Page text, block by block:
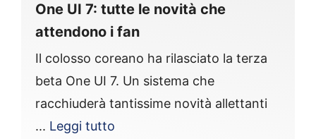
One UI 7: tutte le novità che
attendono i fan
Il colosso coreano ha rilasciato la terza
beta One UI 7. Un sistema che
racchiuderà tantissime novità allettanti
... Leggi tutto